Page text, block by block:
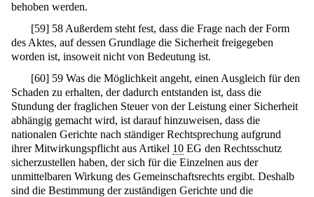
behoben werden.
[59] 58 Außerdem steht fest, dass die Frage nach der Form
des Aktes, auf dessen Grundlage die Sicherheit freigegeben
worden ist, insoweit nicht von Bedeutung ist.
[60] 59 Was die Möglichkeit angeht, einen Ausgleich für den
Schaden zu erhalten, der dadurch entstanden ist, dass die
Stundung der fraglichen Steuer von der Leistung einer Sicherheit
abhängig gemacht wird, ist darauf hinzuweisen, dass die
nationalen Gerichte nach ständiger Rechtsprechung aufgrund
ihrer Mitwirkungspflicht aus Artikel 10 EG den Rechtsschutz
sicherzustellen haben, der sich für die Einzelnen aus der
unmittelbaren Wirkung des Gemeinschaftsrechts ergibt. Deshalb
sind die Bestimmung der zuständigen Gerichte und die